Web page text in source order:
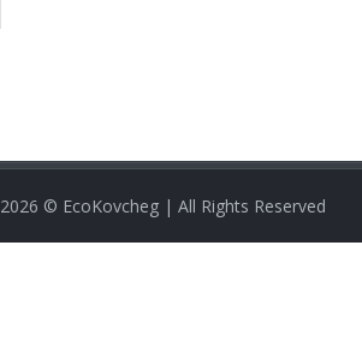
2026 © EcoKovcheg | All Rights Reserved